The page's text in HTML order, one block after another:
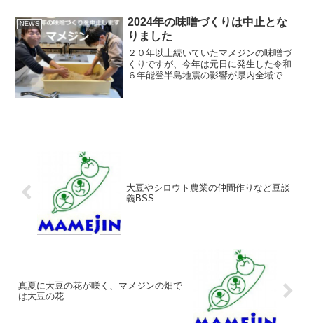
いですが育っています。６月２５日、定
植して畑に根付いた大...
NEWS
2024年の味噌づくりは中止とな
りました
２０年以上続いていたマメジンの味噌づ
くりですが、今年は元日に発生した令和
６年能登半島地震の影響が県内全域で大
大豆やシロウト農業の仲間作りなど豆談
義BSS
真夏に大豆の花が咲く、マメジンの畑で
は大豆の花